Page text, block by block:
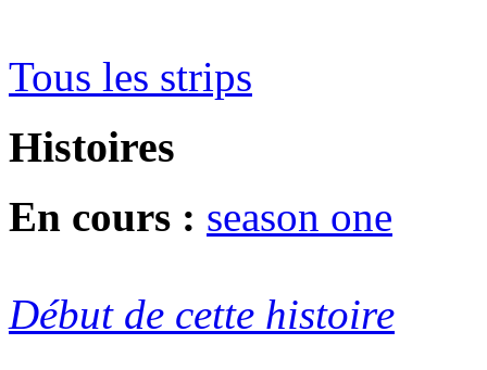
Tous les strips
Histoires
En cours : season one
Début de cette histoire